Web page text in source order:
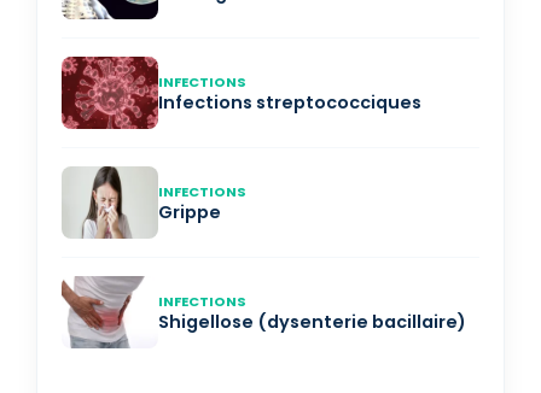
INFECTIONS
Infections streptococciques
INFECTIONS
Grippe
INFECTIONS
Shigellose (dysenterie bacillaire)